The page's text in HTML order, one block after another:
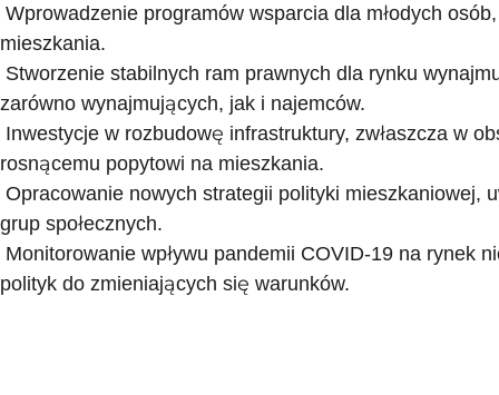
Wprowadzenie programów wsparcia dla młodych
mieszkania.
Stworzenie stabilnych ram prawnych dla rynku
zarówno wynajmujących, jak i najemców.
Inwestycje w rozbudowę infrastruktury, zwłaszcza w
rosnącemu popytowi na mieszkania.
Opracowanie nowych strategii polityki mieszkaniowej,
grup społecznych.
Monitorowanie wpływu pandemii COVID-19 na rynek
polityk do zmieniających się warunków.